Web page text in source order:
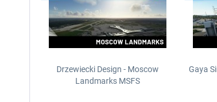
Drzewiecki Design - Moscow
Landmarks MSFS
Gaya